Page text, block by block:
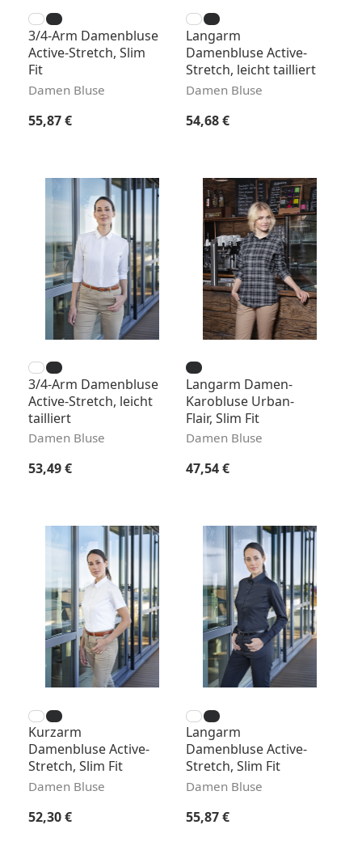
3/4-Arm Damenbluse
Active-Stretch, Slim
Fit
Damen Bluse
Regulärer Preis:
55,87 €
Langarm
Damenbluse Active-
Stretch, leicht tailliert
Damen Bluse
Regulärer Preis:
54,68 €
3/4-Arm Damenbluse
Active-Stretch, leicht
tailliert
Damen Bluse
Regulärer Preis:
53,49 €
Langarm Damen-
Karobluse Urban-
Flair, Slim Fit
Damen Bluse
Regulärer Preis:
47,54 €
Kurzarm
Damenbluse Active-
Stretch, Slim Fit
Damen Bluse
Regulärer Preis:
52,30 €
Langarm
Damenbluse Active-
Stretch, Slim Fit
Damen Bluse
Regulärer Preis:
55,87 €